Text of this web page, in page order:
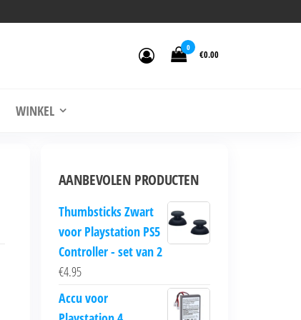
0
€0.00
WINKEL
AANBEVOLEN PRODUCTEN
Thumbsticks Zwart
voor Playstation PS5
Controller - set van 2
€4.95
Accu voor